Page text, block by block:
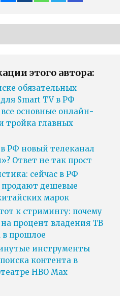
этого автора:
обязательных
Smart TV в РФ
основные онлайн-
тройка главных
РФ новый телеканал
Ответ не так прост
сейчас в РФ
продают дешевые
марок
к стримингу: почему
процент владения ТВ
в прошлое
инструменты
контента в
HBO Max